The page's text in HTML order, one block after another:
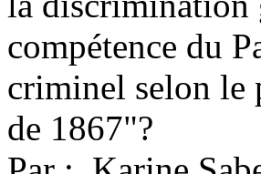
compétence du
criminel selon le
de 1867"?